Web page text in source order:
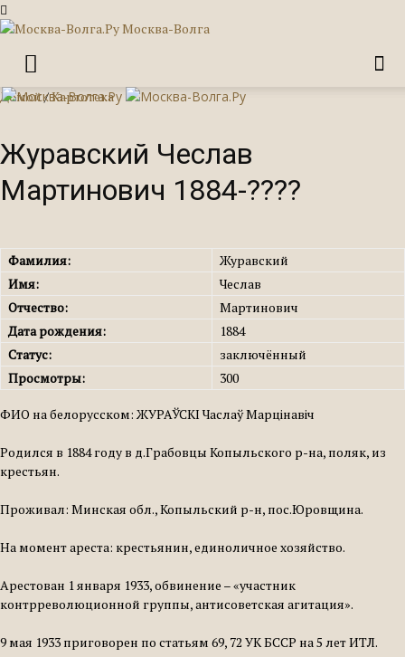
Москва-Волга
Домой/Картотека
Журавский Чеслав
Мартинович 1884-????
Фамилия:
Журавский
Имя:
Чеслав
Отчество:
Мартинович
Дата рождения:
1884
Статус:
заключённый
Просмотры:
300
ФИО на белорусском: ЖУРАЎСКІ Часлаў Марцінавіч
Родился в 1884 году в д.Грабовцы Копыльского р-на, поляк, из
крестьян.
Проживал: Минская обл., Копыльский р-н, пос.Юровщина.
На момент ареста: крестьянин, единоличное хозяйство.
Арестован 1 января 1933, обвинение – «участник
контрреволюционной группы, антисоветская агитация».
9 мая 1933 приговорен по статьям 69, 72 УК БССР на 5 лет ИТЛ.